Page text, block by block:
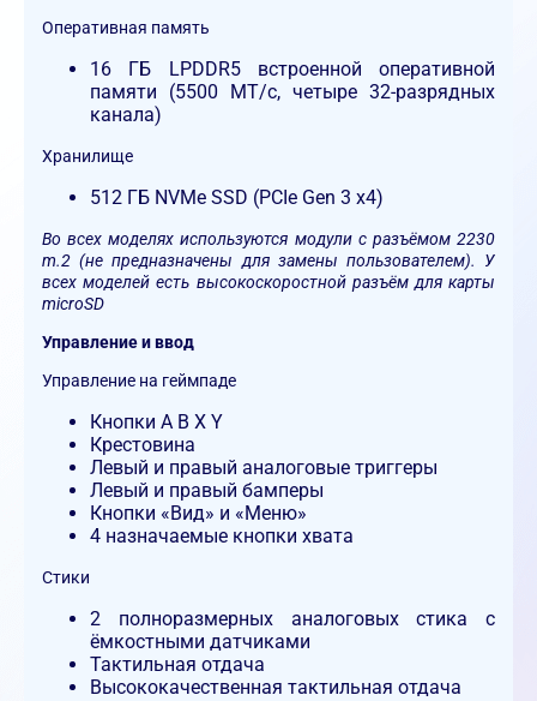
Оперативная память
16 ГБ LPDDR5 встроенной оперативной
памяти (5500 МТ/с, четыре 32-разрядных
канала)
Хранилище
512 ГБ NVMe SSD (PCIe Gen 3 x4)
Во всех моделях используются модули с разъёмом 2230
m.2 (не предназначены для замены пользователем). У
всех моделей есть высокоскоростной разъём для карты
microSD
Управление и ввод
Управление на геймпаде
Кнопки A B X Y
Крестовина
Левый и правый аналоговые триггеры
Левый и правый бамперы
Кнопки «Вид» и «Меню»
4 назначаемые кнопки хвата
Стики
2 полноразмерных аналоговых стика с
ёмкостными датчиками
Тактильная отдача
Высококачественная тактильная отдача